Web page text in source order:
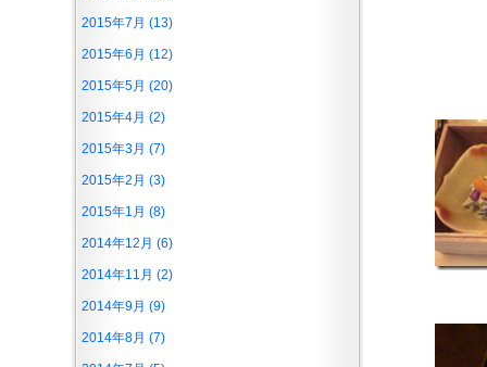
2015年7月 (13)
2015年6月 (12)
2015年5月 (20)
2015年4月 (2)
2015年3月 (7)
2015年2月 (3)
2015年1月 (8)
2014年12月 (6)
2014年11月 (2)
2014年9月 (9)
2014年8月 (7)